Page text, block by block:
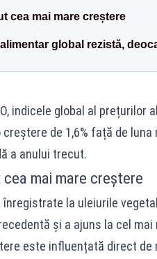
cea mai mare creștere
global rezistă,
indicele global al prețurilor
de 1,6% față de
a anului trecut.
mai mare creștere
la uleiurile
și a ajuns la cel mai
este influențată direct de